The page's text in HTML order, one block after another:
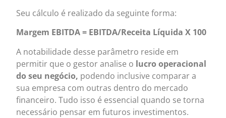
Seu cálculo é realizado da seguinte forma:
Margem EBITDA = EBITDA/Receita Líquida X 100
A notabilidade desse parâmetro reside em
permitir que o gestor analise o lucro operacional
do seu negócio, podendo inclusive comparar a
sua empresa com outras dentro do mercado
financeiro. Tudo isso é essencial quando se torna
necessário pensar em futuros investimentos.